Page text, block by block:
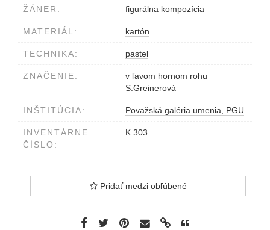
ŽÁNER: figurálna kompozícia
MATERIÁL: kartón
TECHNIKA: pastel
ZNAČENIE:
v ľavom hornom rohu
S.Greinerová
INŠTITÚCIA: Považská galéria umenia, PGU
INVENTÁRNE
ČÍSLO:
K 303
Pridať medzi obľúbené